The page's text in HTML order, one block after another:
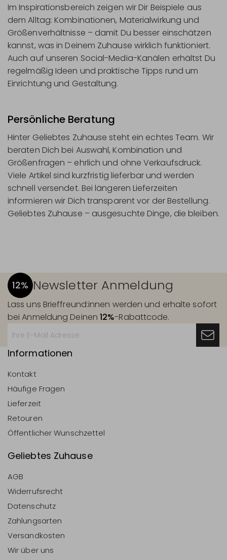
Im Inspirationsbereich zeigen wir Dir Beispiele aus
dem Alltag: Kombinationen, Materialwirkung und
Größenverhältnisse – damit Du besser einschätzen
kannst, was in Deinem Zuhause wirklich funktioniert.
Auch auf unseren Social-Media-Kanälen erhältst Du
regelmäßig Ideen und praktische Tipps rund um
Einrichtung und Gestaltung.
Persönliche Beratung
Hinter Geliebtes Zuhause steht ein echtes Team. Wir
beraten Dich bei Auswahl, Kombination und
Größenfragen – ehrlich und ohne Verkaufsdruck.
Viele Artikel sind kurzfristig lieferbar und werden
schnell versendet. Bei längeren Lieferzeiten
informieren wir Dich transparent vor der Bestellung.
Geliebtes Zuhause – ausgesuchte Dinge, die bleiben.
12% Newsletter Anmeldung
Lass uns Brieffreund:innen werden und erhalte sofort
bei Anmeldung Deinen12%-Rabattcode.
Informationen
Kontakt
Häufige Fragen
Lieferzeit
Retouren
Öffentlicher Wunschzettel
Geliebtes Zuhause
AGB
Widerrufsrecht
Datenschutz
Zahlungsarten
Versandkosten
Wir über uns